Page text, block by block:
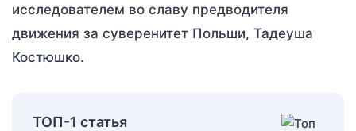
исследователем во славу предводителя
движения за суверенитет Польши, Тадеуша
Костюшко.
ТОП-1 статья